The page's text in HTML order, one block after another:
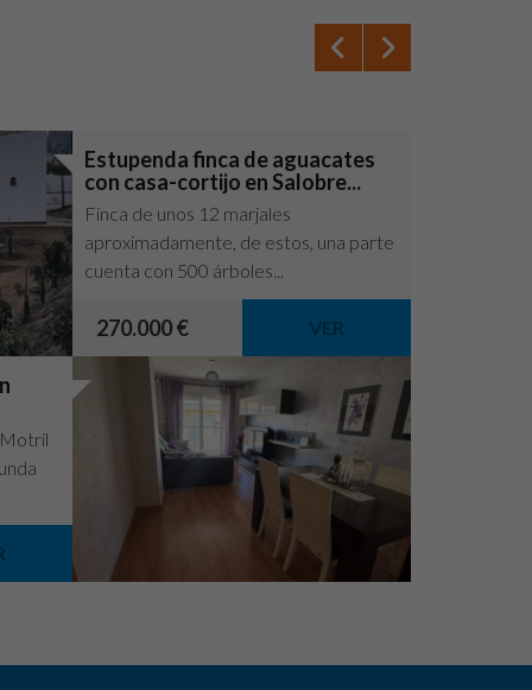
Estupenda finca de aguacates
con casa-cortijo en Salobre...
Finca de unos 12 marjales
aproximadamente, de estos, una parte
cuenta con 500 árboles...
270.000 € VER